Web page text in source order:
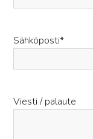
Sähköposti*
Viesti / palaute